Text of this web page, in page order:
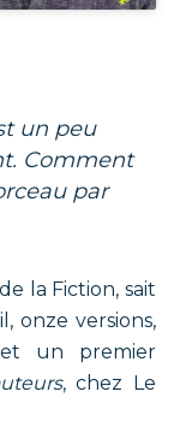
un peu
Comment
par
la Fiction, sait
onze versions,
et un premier
, chez Le